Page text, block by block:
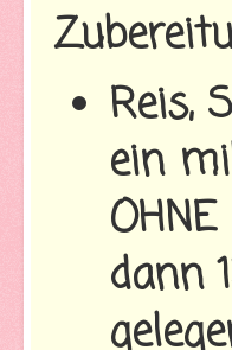
Reis,
ein
dann